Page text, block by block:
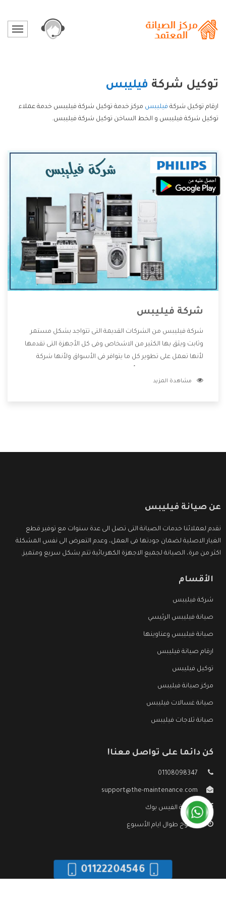
توكيل شركة فيليبس
ارقام توكيل شركة فيليبس مركز خدمة توكيل شركة فيليبس خدمة عملاء
توكيل شركة فيليبس و الخط الساخن توكيل شركة فيليبس.
شركة فيليبس
شركة فيليبس من الشركات القديمة التى تتواجد بشكل مستمر
وثابت ويثق بها الكثير من الاشخاص وفى كل الأجهزة التى تقدمها
لأنها تعمل على تطوير كل ما يتوافر فى الأسواق ولأنها شركة
وتقدم للعملاء أقوى العروض والخصومات التى تسهل على
مشاهدة المزيد
عن صيانة فيليبس
نقدم لعملائنا خدمات الصيانة التى تصل الى عدة سنوات مع توفير قطع
الغيار الاصلية لضمان جودتها فى العمل، وعدم التعرض الى نفس المشكلة
اكثر من مرة، الصيانة لجميع الاجهزة الكهربائية تتم بشكل سريع ومتميز.
الأقسام
شركة فيليبس
صيانة فيليبس الرئيسي
صيانة فيليبس وعناوينها
ارقام صيانة فيليبس
توكيل فيليبس
مركز صيانة فيليبس
صيانة غسالات فيليبس
صيانة ثلاجات فيليبس
كن دائما على تواصل معنا!
01108098347
support@the-maintenance.com
صفحة الفيس بوك
مفتوح طوال ايام الأسبوع
01122204546